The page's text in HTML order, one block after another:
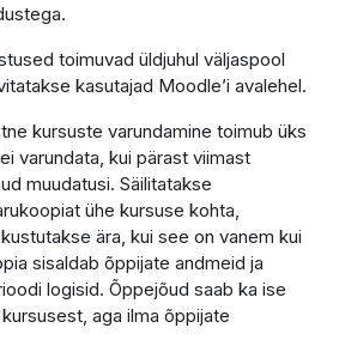
toimuvad üldjuhul väljaspool
kasutajad Moodle’i avalehel.
kursuste varundamine toimub üks
varundata, kui pärast viimast
muudatusi. Säilitatakse
ühe kursuse kohta,
ära, kui see on vanem kui
sisaldab õppijate andmeid ja
logisid. Õppejõud saab ka ise
aga ilma õppijate